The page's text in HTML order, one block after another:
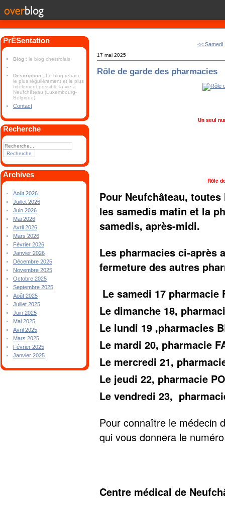
PrÉSentation
Blog : le blog chestrolais
Description : Le blog retrace
le plus régulièrement et le plus
fidèlement possible la vie à
Neufchâteau (Luxembourg-
Belgique).
Contact
Recherche
Archives
Août 2026
Juillet 2026
Juin 2026
Mai 2026
Avril 2026
Mars 2026
Février 2026
Janvier 2026
Décembre 2025
Novembre 2025
Octobre 2025
Septembre 2025
Août 2025
Juillet 2025
Juin 2025
Mai 2025
Avril 2025
Mars 2025
Février 2025
Janvier 2025
<< Samedi
17 mai 2025
Rôle de garde des pharmacies
Un seul
Rôle
Pour Neufchâteau,
les samedis matin et la
samedis, après-midi.
Les pharmacies ci-après
fermeture des autres
Le samedi 17 pharmacie
Le dimanche 18,
Le lundi 19 ,pharmacies
Le mardi 20, pharmacie
Le mercredi 21,
Le jeudi 22, pharmacie
Le vendredi 23,
Pour connaître le médecin
qui vous donnera le
Centre médical de